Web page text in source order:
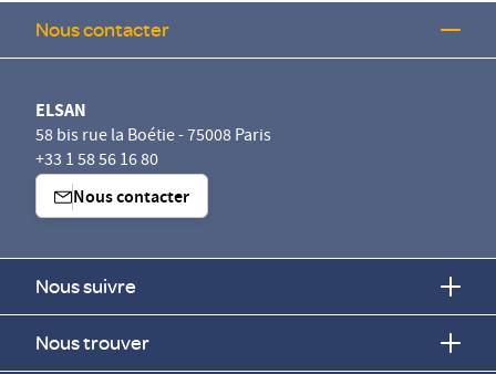
Nous contacter
ELSAN
58 bis rue la Boétie - 75008 Paris
+33 1 58 56 16 80
Nous contacter
Nous suivre
Nous trouver